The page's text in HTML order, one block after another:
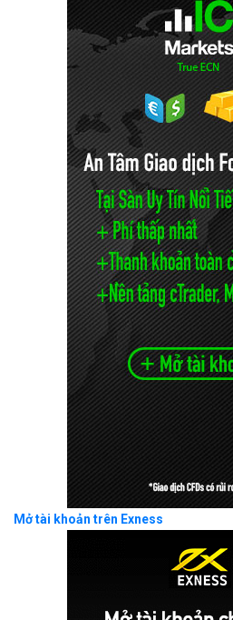
Mở tài khoản trên Exness